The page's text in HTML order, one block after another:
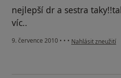
nejlepší dr a sestra
víc..
9. července 2010 • • • podle názoru
Nahlásit zneužití